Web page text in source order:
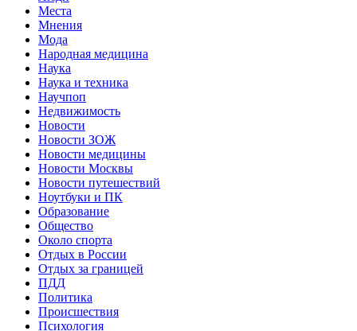
Места
Мнения
Мода
Народная медицина
Наука
Наука и техника
Научпоп
Недвижимость
Новости
Новости ЗОЖ
Новости медицины
Новости Москвы
Новости путешествий
Ноутбуки и ПК
Образование
Общество
Около спорта
Отдых в России
Отдых за границей
ПДД
Политика
Происшествия
Психология